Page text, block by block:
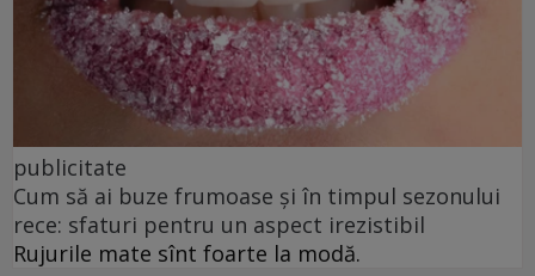
publicitate
Cum să ai buze frumoase şi în timpul sezonului
rece: sfaturi pentru un aspect irezistibil
Rujurile mate sînt foarte la modă.